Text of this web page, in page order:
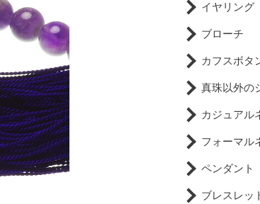
イヤリング
ブローチ
カフスボタ
真珠以外の
カジュアル
フォーマル
ペンダント
ブレスレッ